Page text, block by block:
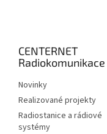
CENTERNET
Radiokomunikace
Novinky
Realizované projekty
Radiostanice a rádiové
systémy